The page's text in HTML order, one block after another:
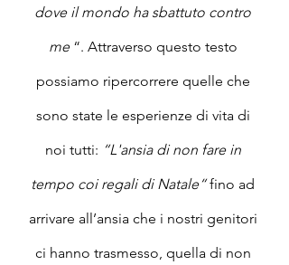
dove il mondo ha sbattuto contro
me “. Attraverso questo testo
possiamo ripercorrere quelle che
sono state le esperienze di vita di
noi tutti: “L'ansia di non fare in
tempo coi regali di Natale“ fino ad
arrivare all’ansia che i nostri genitori
ci hanno trasmesso, quella di non